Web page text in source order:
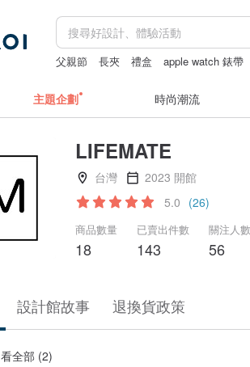
父親節 長夾 禮盒 apple watch 錶帶
主題企劃 時尚潮流
LIFEMATE
台灣
2023 開館
5.0 (26)
商品數量
18
已賣出件數
143
關注人數
56
設計館故事 退換貨政策
看全部 (2)